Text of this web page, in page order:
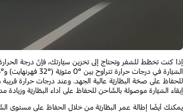
إذا كنت تخطّط للسّفر وتحتاج إلى تخزين سيّارتك، فإنّ درجة
للحفاظ على صحّة البطّاريّة عالية الجهد. وعند درجات حرارة
إبقاء السّيّارة موصولة بالشّاحن للحفاظ على أداء البطّاريّة وزيادة